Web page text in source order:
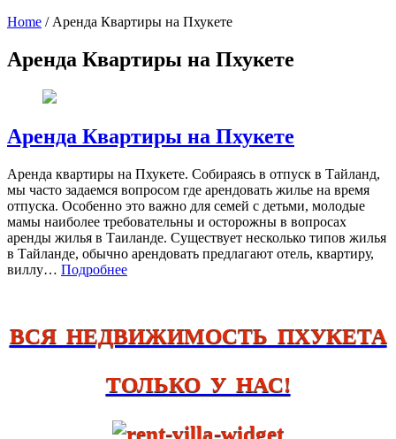
Home / Аренда Квартиры на Пхукете
Аренда Квартиры на Пхукете
Аренда Квартиры на Пхукете
Аренда квартиры на Пхукете. Собираясь в отпуск в Тайланд,
мы часто задаемся вопросом где арендовать жилье на время
отпуска. Особенно это важно для семей с детьми, молодые
мамы наиболее требовательны и осторожны в вопросах
аренды жилья в Таиланде. Существует несколько типов жилья
в Тайланде, обычно арендовать предлагают отель, квартиру,
виллу… Подробнее
ВСЯ НЕДВИЖИМОСТЬ ПХУКЕТА
ТОЛЬКО У НАС!